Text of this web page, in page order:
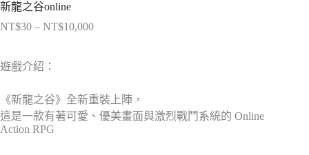
新龍之谷online
NT$30 – NT$10,000價
NT$30
到
NT$10,000
遊戲介紹：
《新龍之谷》全新重裝上陣，
這是一款有著可愛、優美畫面與激烈戰鬥系統的 Online
Action RPG